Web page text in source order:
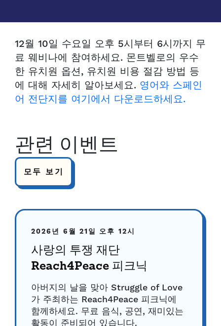
12월 10일 수요일 오후 5시부터 6시까지 무
료 웨비나에 참여하세요. 몬트벨로의 우수
한 유치원 옵션, 유치원 비용 절감 방법 등
에 대해 자세히 알아보세요. 영어와 스페인
어 전단지를 여기에서 다운로드하세요.
관련 이벤트
모두 보기
2026년 6월 21일 오후 12시
사랑의 투쟁 재단
Reach4Peace 피크닉
아버지의 날을 맞아 Struggle of Love
가 주최하는 Reach4Peace 피크닉에
함께하세요. 무료 음식, 공연, 재미있는
활동이 준비되어 있습니다.